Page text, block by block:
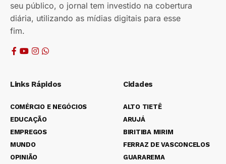
seu público, o jornal tem investido na cobertura
diária, utilizando as mídias digitais para esse
fim.
Links Rápidos
COMÉRCIO E NEGÓCIOS
EDUCAÇÃO
EMPREGOS
MUNDO
OPINIÃO
Cidades
ALTO TIETÊ
ARUJÁ
BIRITIBA MIRIM
FERRAZ DE VASCONCELOS
GUARAREMA